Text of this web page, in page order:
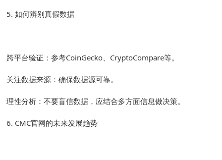
5. 如何辨别真假数据
跨平台验证：参考CoinGecko、CryptoCompare等。
关注数据来源：确保数据源可靠。
理性分析：不要盲信数据，应结合多方面信息做决策。
6. CMC官网的未来发展趋势